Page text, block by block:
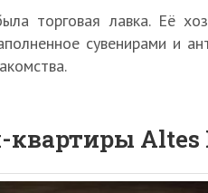
торговая лавка. Её
сувенирами и
Altes